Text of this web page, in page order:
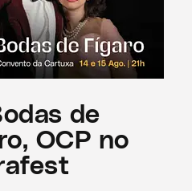
de
OCP no